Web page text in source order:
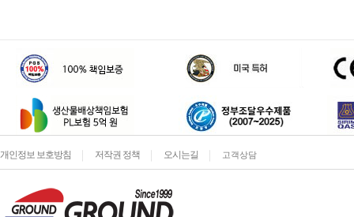
개인정보 보호방침 저작권 정책 오시는길 고객상담